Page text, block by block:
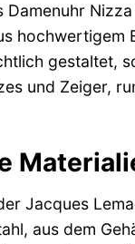
Damenuhr
hochwertigem
gestaltet,
und Zeiger,
Jacques
aus dem